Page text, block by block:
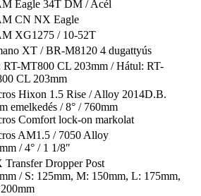
Eagle 34T DM / Acél
CN NX Eagle
XG1275 / 10-52T
XT / BR-M8120 4 dugattyús
RT-MT800 CL 203mm / Hátul: RT-
CL 203mm
Hixon 1.5 Rise / Alloy 2014D.B.
emelkedés / 8° / 760mm
Comfort lock-on markolat
AM1.5 / 7050 Alloy
/ 4° / 1 1/8″
Transfer Dropper Post
/ S: 125mm, M: 150mm, L: 175mm,